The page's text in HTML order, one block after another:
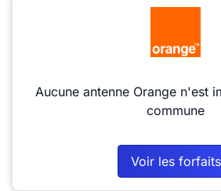
Aucune antenne Orange n'est
commune
Voir les forfaits